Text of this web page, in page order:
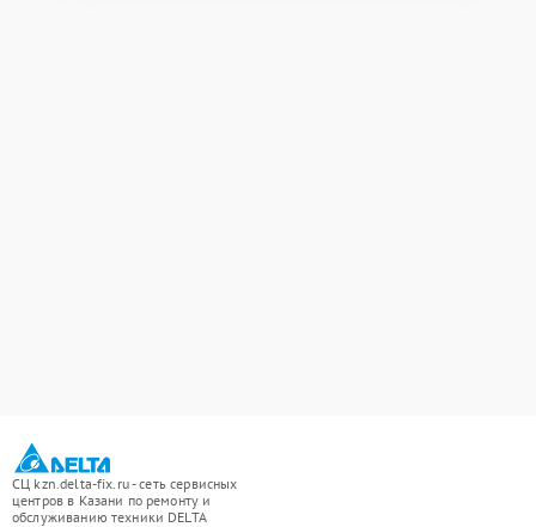
СЦ kzn.delta-fix.ru - сеть сервисных
центров в Казани по ремонту и
обслуживанию техники DELTA